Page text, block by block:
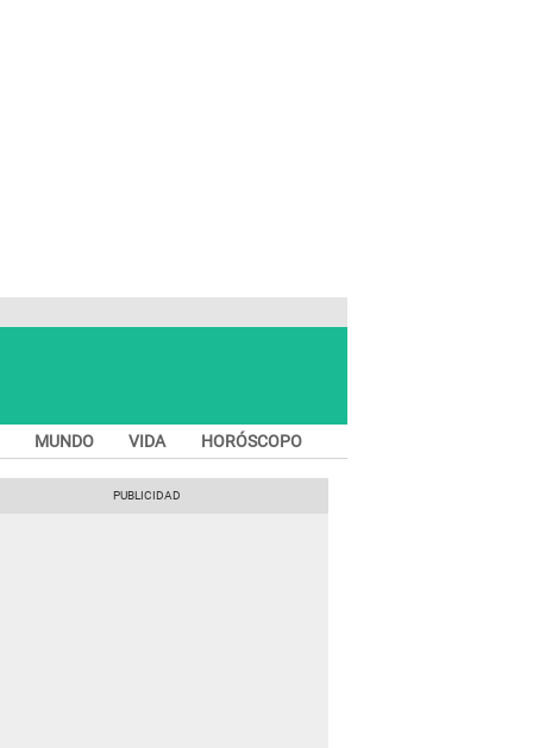
MUNDO VIDA HORÓSCOPO